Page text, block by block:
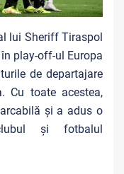
lui Sheriff Tiraspol
play-off-ul Europa
de departajare
Cu toate acestea,
și a adus o
și fotbalul